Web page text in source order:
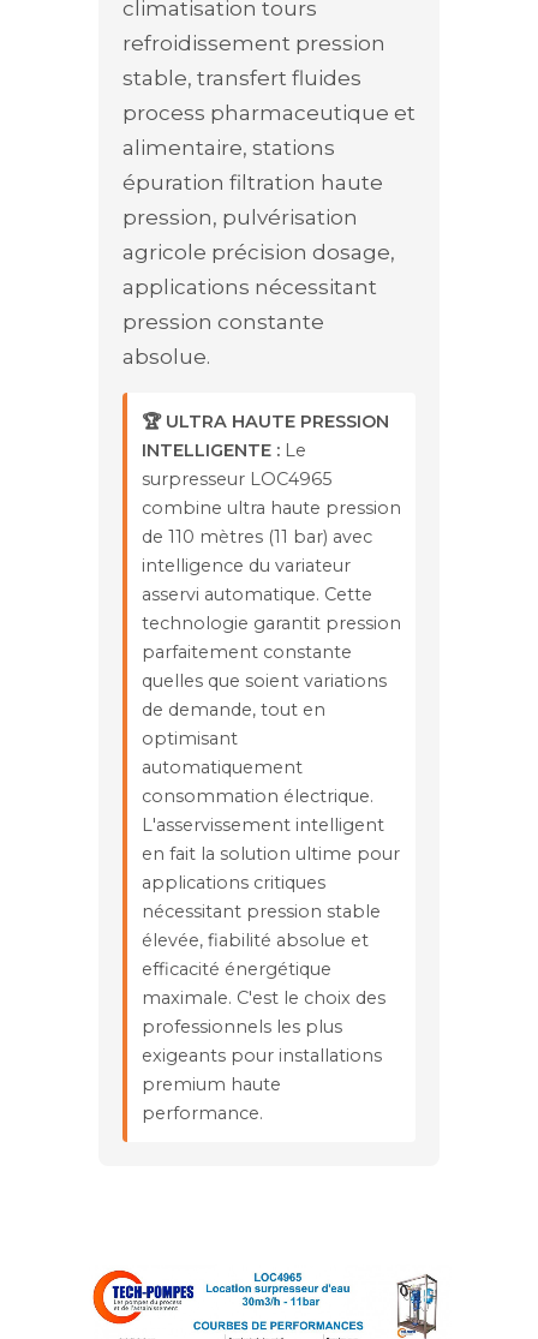
climatisation tours
refroidissement pression
stable, transfert fluides
process pharmaceutique et
alimentaire, stations
épuration filtration haute
pression, pulvérisation
agricole précision dosage,
applications nécessitant
pression constante
absolue.
🏆 ULTRA HAUTE PRESSION
INTELLIGENTE : Le
surpresseur LOC4965
combine ultra haute pression
de 110 mètres (11 bar) avec
intelligence du variateur
asservi automatique. Cette
technologie garantit pression
parfaitement constante
quelles que soient variations
de demande, tout en
optimisant
automatiquement
consommation électrique.
L'asservissement intelligent
en fait la solution ultime pour
applications critiques
nécessitant pression stable
élevée, fiabilité absolue et
efficacité énergétique
maximale. C'est le choix des
professionnels les plus
exigeants pour installations
premium haute
performance.